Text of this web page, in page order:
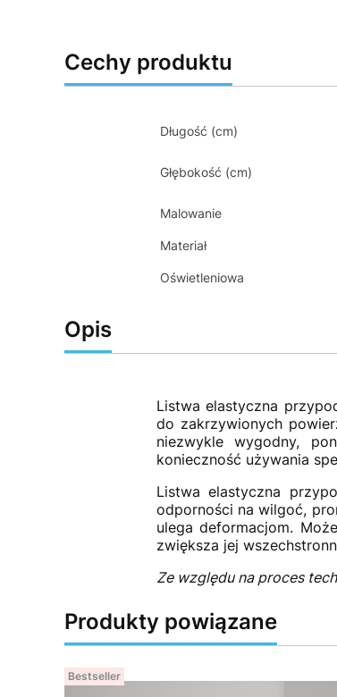
Cechy produktu
Długość (cm)
Głębokość (cm)
Malowanie
Materiał
Oświetleniowa
Opis
Listwa elastyczna
do zakrzywionych
niezwykle wygodny,
konieczność używania
Listwa elastyczna
odporności na wilgoć,
ulega deformacjom.
zwiększa jej
Ze względu na proces
Produkty powiązane
Bestseller